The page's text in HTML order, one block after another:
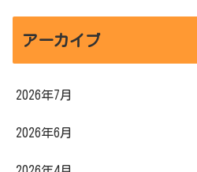
アーカイブ
2026年7月
2026年6月